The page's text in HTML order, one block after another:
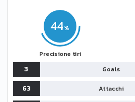
44
Precisione tiri
3 Goals
63
Attacchi